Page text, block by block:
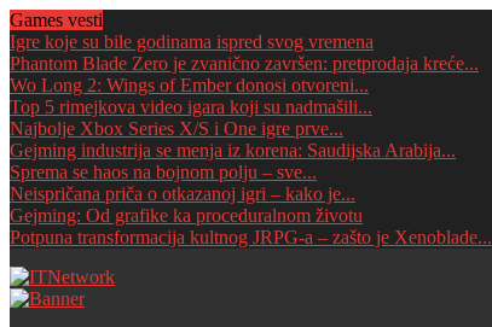
Games vesti
Igre koje su bile godinama ispred svog vremena
Phantom Blade Zero je zvanično završen: pretprodaja kreće...
Wo Long 2: Wings of Ember donosi otvoreni...
Top 5 rimejkova video igara koji su nadmašili...
Najbolje Xbox Series X/S i One igre prve...
Gejming industrija se menja iz korena: Saudijska Arabija...
Sprema se haos na bojnom polju – sve...
Neispričana priča o otkazanoj igri – kako je...
Gejming: Od grafike ka proceduralnom životu
Potpuna transformacija kultnog JRPG-a – zašto je Xenoblade...